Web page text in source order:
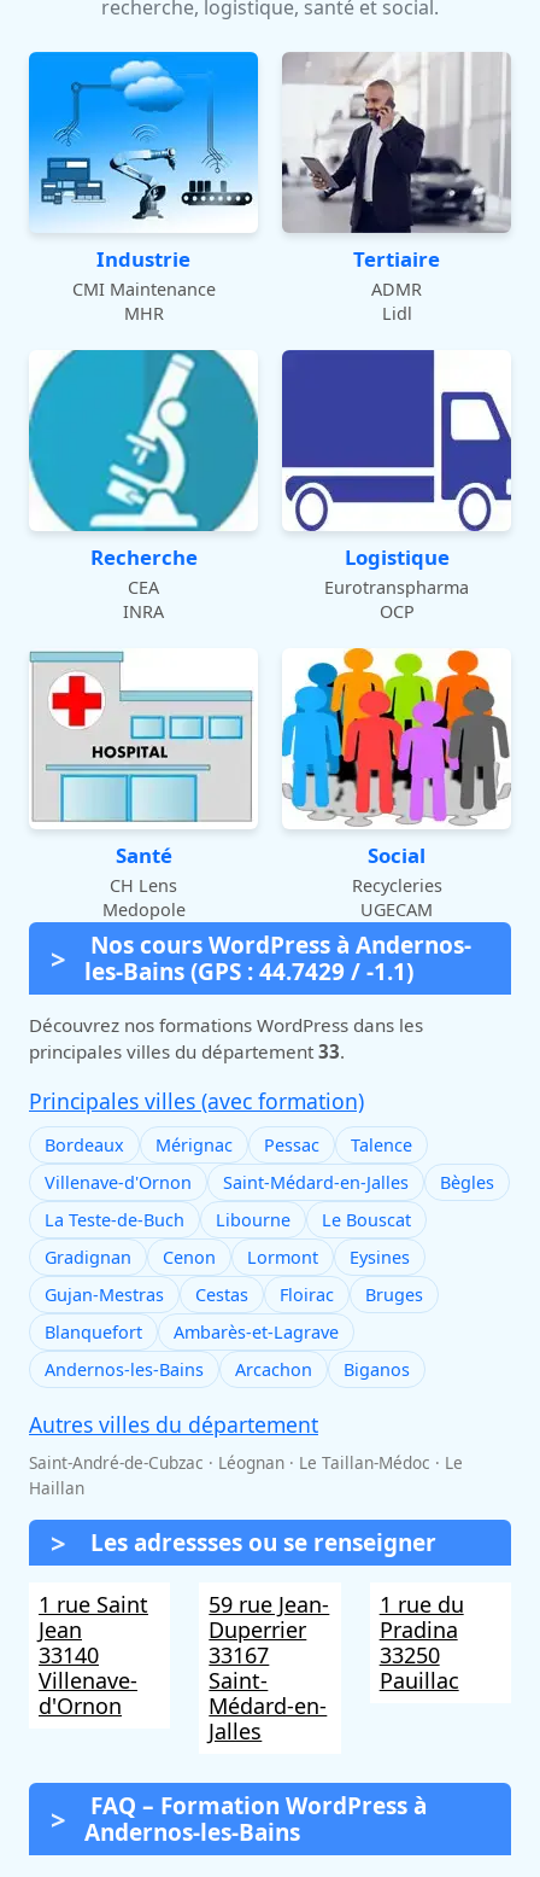
recherche, logistique, santé et social.
Industrie
CMI Maintenance
MHR
Tertiaire
ADMR
Lidl
Recherche
CEA
INRA
Logistique
Eurotranspharma
OCP
Santé
CH Lens
Medopole
Social
Recycleries
UGECAM
Nos cours WordPress à Andernos-
les-Bains (GPS : 44.7429 / -1.1)
Découvrez nos formations WordPress dans les
principales villes du département 33.
Principales villes (avec formation)
Bordeaux Mérignac Pessac
Talence
Villenave-d'Ornon
Saint-Médard-en-Jalles
Bègles
La Teste-de-Buch
Libourne
Le Bouscat
Gradignan
Cenon Lormont
Eysines
Gujan-Mestras
Cestas Floirac
Bruges
Blanquefort
Ambarès-et-Lagrave
Andernos-les-Bains
Arcachon Biganos
Autres villes du département
Saint-André-de-Cubzac · Léognan · Le Taillan-Médoc · Le
Haillan
Les adressses ou se renseigner
1 rue Saint
Jean
33140
Villenave-
d'Ornon
59 rue Jean-
Duperrier
33167
Saint-
Médard-en-
Jalles
1 rue du
Pradina
33250
Pauillac
FAQ – Formation WordPress à
Andernos-les-Bains